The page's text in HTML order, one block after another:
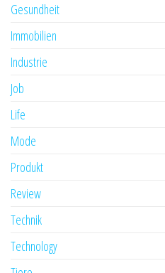
Gesundheit
Immobilien
Industrie
Job
Life
Mode
Produkt
Review
Technik
Technology